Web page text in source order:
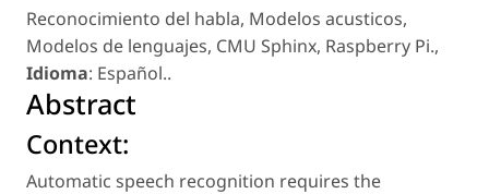
Reconocimiento del habla, Modelos acusticos,
Modelos de lenguajes, CMU Sphinx, Raspberry Pi.,
Idioma: Español..
Abstract
Context:
Automatic speech recognition requires the